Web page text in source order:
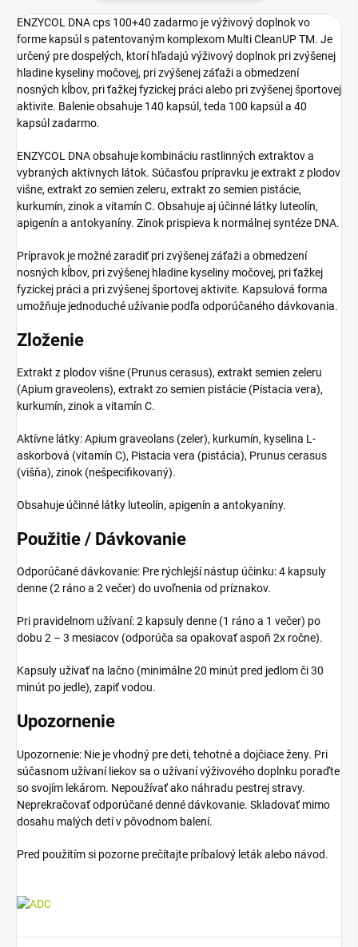
ENZYCOL DNA cps 100+40 zadarmo je výživový doplnok vo
forme kapsúl s patentovaným komplexom Multi CleanUP TM. Je
určený pre dospelých, ktorí hľadajú výživový doplnok pri zvýšenej
hladine kyseliny močovej, pri zvýšenej záťaži a obmedzení
nosných kĺbov, pri ťažkej fyzickej práci alebo pri zvýšenej športovej
aktivite. Balenie obsahuje 140 kapsúl, teda 100 kapsúl a 40
kapsúl zadarmo.
ENZYCOL DNA obsahuje kombináciu rastlinných extraktov a
vybraných aktívnych látok. Súčasťou prípravku je extrakt z plodov
višne, extrakt zo semien zeleru, extrakt zo semien pistácie,
kurkumín, zinok a vitamín C. Obsahuje aj účinné látky luteolín,
apigenín a antokyaníny. Zinok prispieva k normálnej syntéze DNA.
Prípravok je možné zaradiť pri zvýšenej záťaži a obmedzení
nosných kĺbov, pri zvýšenej hladine kyseliny močovej, pri ťažkej
fyzickej práci a pri zvýšenej športovej aktivite. Kapsulová forma
umožňuje jednoduché užívanie podľa odporúčaného dávkovania.
Zloženie
Extrakt z plodov višne (Prunus cerasus), extrakt semien zeleru
(Apium graveolens), extrakt zo semien pistácie (Pistacia vera),
kurkumín, zinok a vitamín C.
Aktívne látky: Apium graveolans (zeler), kurkumín, kyselina L-
askorbová (vitamín C), Pistacia vera (pistácia), Prunus cerasus
(višňa), zinok (nešpecifikovaný).
Obsahuje účinné látky luteolín, apigenín a antokyaníny.
Použitie / Dávkovanie
Odporúčané dávkovanie: Pre rýchlejší nástup účinku: 4 kapsuly
denne (2 ráno a 2 večer) do uvoľnenia od príznakov.
Pri pravidelnom užívaní: 2 kapsuly denne (1 ráno a 1 večer) po
dobu 2 – 3 mesiacov (odporúča sa opakovať aspoň 2x ročne).
Kapsuly užívať na lačno (minimálne 20 minút pred jedlom či 30
minút po jedle), zapiť vodou.
Upozornenie
Upozornenie: Nie je vhodný pre deti, tehotné a dojčiace ženy. Pri
súčasnom užívaní liekov sa o užívaní výživového doplnku poraďte
so svojím lekárom. Nepoužívať ako náhradu pestrej stravy.
Neprekračovať odporúčané denné dávkovanie. Skladovať mimo
dosahu malých detí v pôvodnom balení.
Pred použitím si pozorne prečítajte príbalový leták alebo návod.